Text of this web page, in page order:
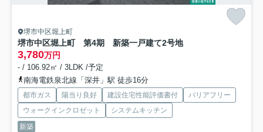
堺市中区堀上町
堺市中区堀上町 第4期 新築一戸建て2号地
3,780万円
- / 106.92㎡ / 3LDK /予定
南海電鉄泉北線「深井」駅 徒歩16分
都市ガス 陽当り良好 建設住宅性能評価書付
バリアフリー
ウォークインクロゼット
システムキッチン
新築